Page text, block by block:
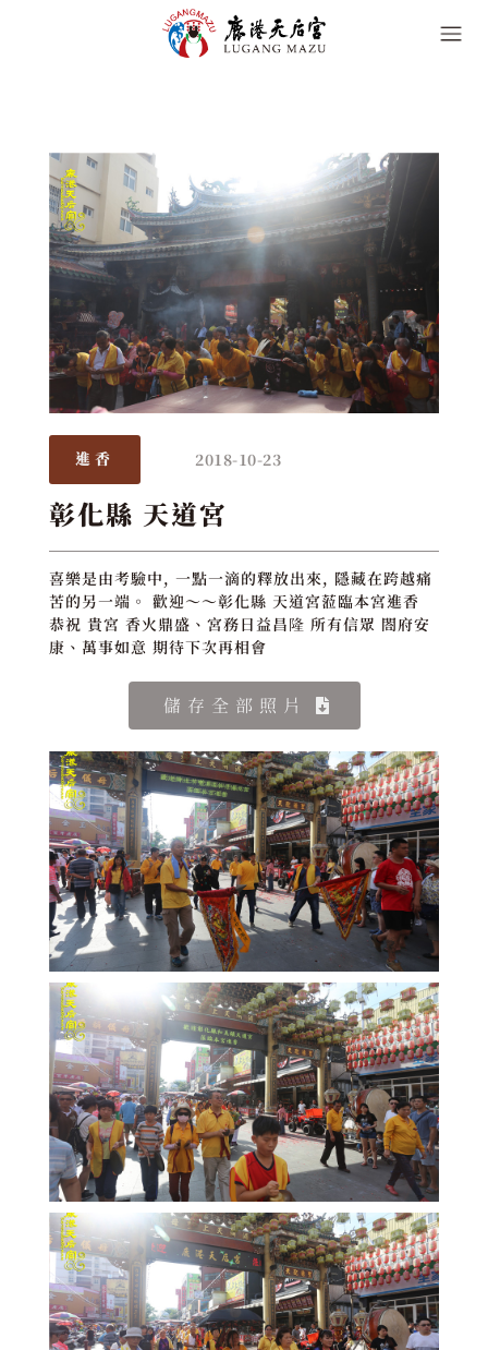
進香 2018-10-23
彰化縣 天道宮
喜樂是由考驗中, 一點一滴的釋放出來, 隱藏在跨越痛
苦的另一端。 歡迎～～彰化縣 天道宮蒞臨本宮進香
恭祝 貴宮 香火鼎盛、宮務日益昌隆 所有信眾 閤府安
康、萬事如意 期待下次再相會
儲存全部照片